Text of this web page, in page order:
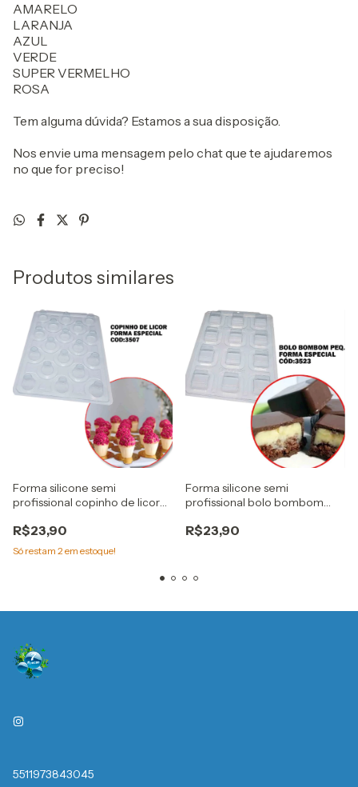
AMARELO
LARANJA
AZUL
VERDE
SUPER VERMELHO
ROSA
Tem alguma dúvida? Estamos a sua disposição.
Nos envie uma mensagem pelo chat que te ajudaremos
no que for preciso!
Produtos similares
Forma silicone semi
profissional copinho de licor
R$23,90
Só restam 2em estoque!
Forma silicone semi
profissional bolo bombom
R$23,90
5511973843045